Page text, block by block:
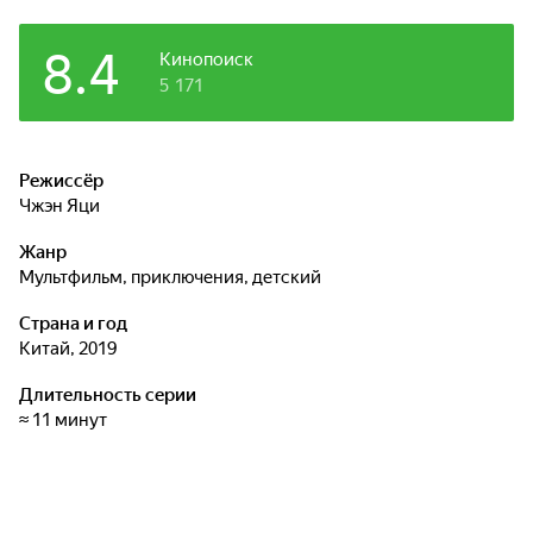
Кинопоиск
8.4 5 171
Режиссёр
Чжэн Яци
Жанр
мультфильм, приключения, детский
Страна и год
Китай, 2019
Длительность серии
≈ 11 минут